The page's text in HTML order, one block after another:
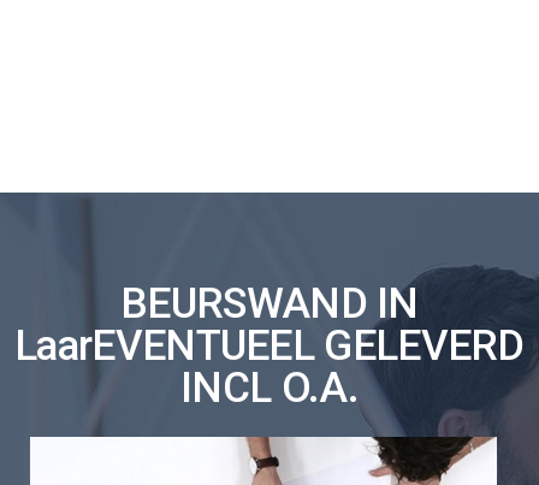
BEURSWAND IN
LaarEVENTUEEL GELEVERD
INCL O.A.